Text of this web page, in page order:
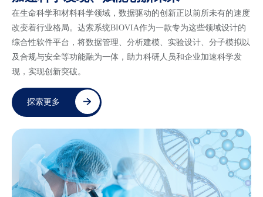
在生命科学和材料科学领域，数据驱动的创新正以前所未有的速度
改变着行业格局。达索系统BIOVIA作为一款专为这些领域设计的
综合性软件平台，将数据管理、分析建模、实验设计、分子模拟以
及合规与安全等功能融为一体，助力科研人员和企业加速科学发
现，实现创新突破。
探索更多